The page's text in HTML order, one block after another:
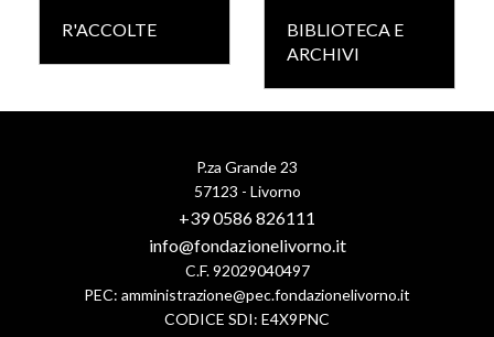
R'ACCOLTE
BIBLIOTECA E
ARCHIVI
P.za Grande 23
57123 - Livorno
+39 0586 826111
info@fondazionelivorno.it
C.F. 92029040497
PEC: amministrazione@pec.fondazionelivorno.it
CODICE SDI: E4X9PNC